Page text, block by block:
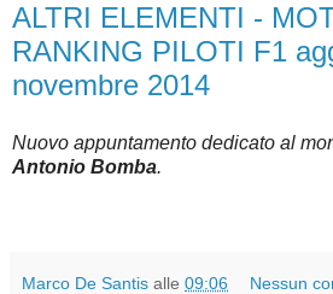
ALTRI ELEMENTI -
RANKING PILOTI F1
novembre 2014
Nuovo appuntamento dedicato al
Antonio Bomba.
Marco De Santis alle 09:06 Nessun